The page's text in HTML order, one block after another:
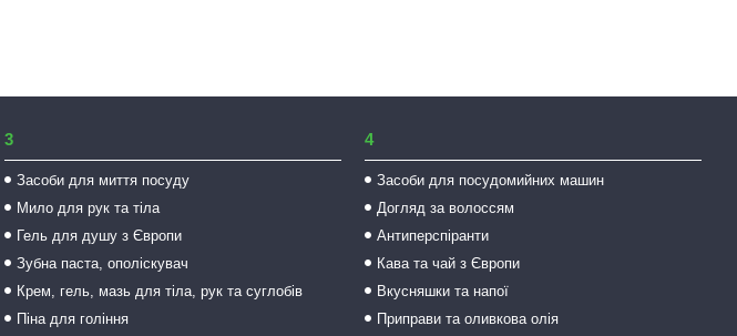
3
Засоби для миття посуду
Мило для рук та тіла
Гель для душу з Європи
Зубна паста, ополіскувач
Крем, гель, мазь для тіла, рук та суглобів
Піна для гоління
4
Засоби для посудомийних машин
Догляд за волоссям
Антиперспіранти
Кава та чай з Європи
Вкусняшки та напої
Приправи та оливкова олія